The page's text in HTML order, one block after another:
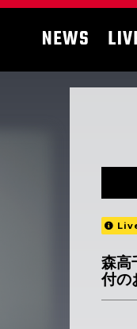
NEWS
森高
付の